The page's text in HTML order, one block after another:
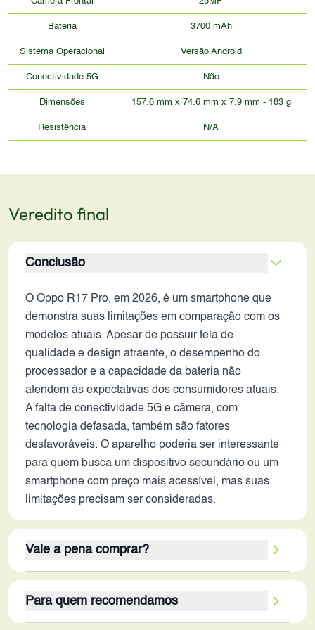
Bateria 3700 mAh
Sistema Operacional Versão Android
Conectividade 5G Não
Dimensões 157.6 mm x 74.6 mm x 7.9 mm - 183 g
Resistência N/A
Veredito final
Conclusão
O Oppo R17 Pro, em 2026, é um smartphone que
demonstra suas limitações em comparação com os
modelos atuais. Apesar de possuir tela de
qualidade e design atraente, o desempenho do
processador e a capacidade da bateria não
atendem às expectativas dos consumidores atuais.
A falta de conectividade 5G e câmera, com
tecnologia defasada, também são fatores
desfavoráveis. O aparelho poderia ser interessante
para quem busca um dispositivo secundário ou um
smartphone com preço mais acessível, mas suas
limitações precisam ser consideradas.
Vale a pena comprar?
expectativas do usuário e do preço. Se o preço for
extremamente baixo, e o usuário priorizar a estética
Para quem recomendamos